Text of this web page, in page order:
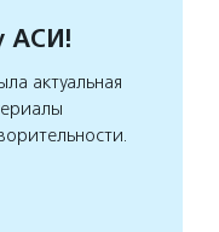
АСИ!
актуальная